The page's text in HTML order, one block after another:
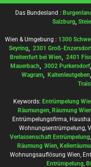
Das Bundesland :
Salzburg,
Wien & Umgebung : 1300
Seyring, 2301 Groß-
Breitenfurt bei Wien, 2401
Mauerbach, 3002 Purkersdorf,
Wagram, Kaltenleutgeben,
Keywords: Entrümpelung
Räumungen, Räumung Wien
Entrümpelungsfirma,
Wohnungsentrümpelung,
Verlassenschaft Entrümpelung
Räumung Wien,
Wohnungsauflösung Wien,
Entrümpelung,